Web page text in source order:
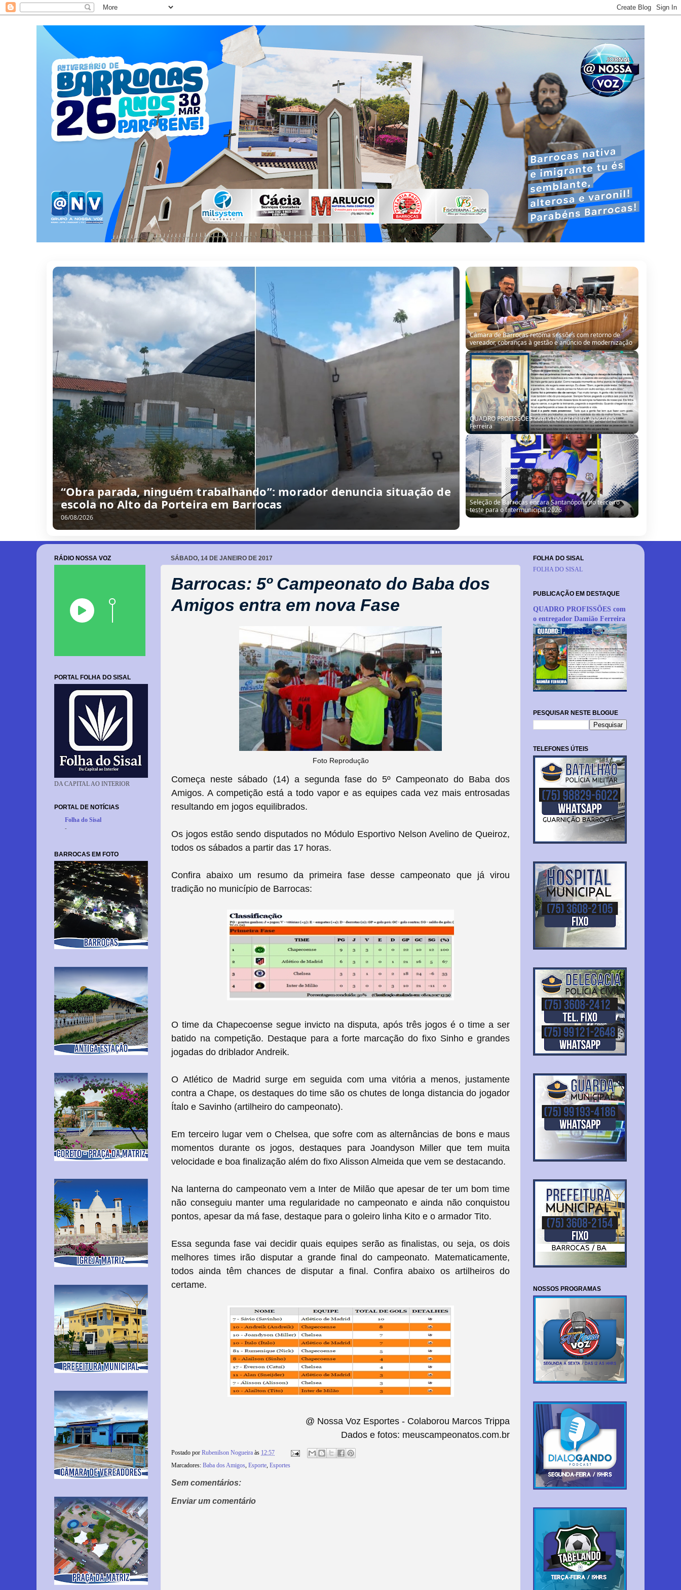
“Obra parada, ninguém trabalhando”: morador denuncia situação de
escola no Alto da Porteira em Barrocas
06/08/2026
Câmara de Barrocas retoma sessões com retorno de
vereador, cobranças à gestão e anúncio de modernização
QUADRO PROFISSÕES com o borracheiro Agostinho
Ferreira
Seleção de Barrocas encara Santanópolis no terceiro
teste para o Intermunicipal 2026
SÁBADO, 14 DE JANEIRO DE 2017
Barrocas: 5º Campeonato do Baba dos
Amigos entra em nova Fase
Foto Reprodução
Começa neste sábado (14) a segunda fase do 5º Campeonato do Baba dos
Amigos. A competição está a todo vapor e as equipes cada vez mais entrosadas
resultando em jogos equilibrados.
Os jogos estão sendo disputados no Módulo Esportivo Nelson Avelino de Queiroz,
todos os sábados a partir das 17 horas.
Confira abaixo um resumo da primeira fase desse campeonato que já virou
tradição no município de Barrocas:
O time da Chapecoense segue invicto na disputa, após três jogos é o time a ser
batido na competição. Destaque para a forte marcação do fixo Sinho e grandes
jogadas do driblador Andreik.
O Atlético de Madrid surge em seguida com uma vitória a menos, justamente
contra a Chape, os destaques do time são os chutes de longa distancia do jogador
Ítalo e Savinho (artilheiro do campeonato).
Em terceiro lugar vem o Chelsea, que sofre com as alternâncias de bons e maus
momentos durante os jogos, destaques para Joandyson Miller que tem muita
velocidade e boa finalização além do fixo Alisson Almeida que vem se destacando.
Na lanterna do campeonato vem a Inter de Milão que apesar de ter um bom time
não conseguiu manter uma regularidade no campeonato e ainda não conquistou
pontos, apesar da má fase, destaque para o goleiro linha Kito e o armador Tito.
Essa segunda fase vai decidir quais equipes serão as finalistas, ou seja, os dois
melhores times irão disputar a grande final do campeonato. Matematicamente,
todos ainda têm chances de disputar a final. Confira abaixo os artilheiros do
certame.
@ Nossa Voz Esportes - Colaborou Marcos Trippa
Dados e fotos: meuscampeonatos.com.br
Postado por Rubenilson Nogueira às 12:57
Marcadores: Baba dos Amigos, Esporte, Esportes
Sem comentários:
Enviar um comentário
RÁDIO NOSSA VOZ
PORTAL FOLHA DO SISAL
DA CAPITAL AO INTERIOR
PORTAL DE NOTÍCIAS
Folha do Sisal
-
BARROCAS EM FOTO
FOLHA DO SISAL
FOLHA DO SISAL
PUBLICAÇÃO EM DESTAQUE
QUADRO PROFISSÕES com
o entregador Damião Ferreira
PESQUISAR NESTE BLOGUE
TELEFONES ÚTEIS
NOSSOS PROGRAMAS